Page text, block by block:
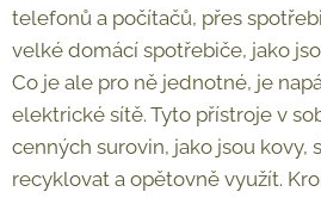
telefonů a počítačů, přes
velké domácí spotřebiče, jako
Co je ale pro ně jednotné, je
elektrické sítě. Tyto přístroje v
cenných surovin, jako jsou kovy,
recyklovat a opětovně využít.